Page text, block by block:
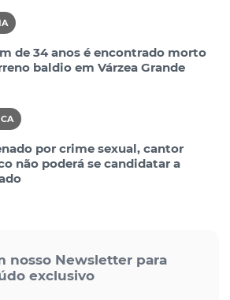
de 34 anos é encontrado morto
baldio em Várzea Grande
por crime sexual, cantor
não poderá se candidatar a
nosso Newsletter para
exclusivo